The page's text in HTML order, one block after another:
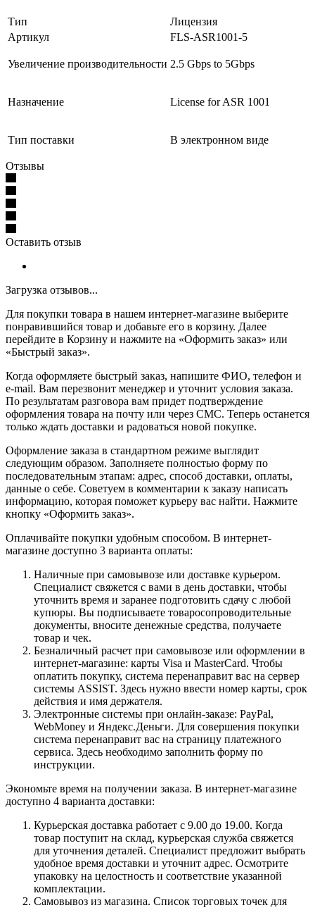
Тип
Лицензия
Артикул
FLS-ASR1001-5
Увеличение производительности 2.5 Gbps to 5Gbps
Назначение License for ASR 1001
Тип поставки В электронном виде
Отзывы
Оставить отзыв
Загрузка отзывов...
Для покупки товара в нашем интернет-магазине выберите
понравившийся товар и добавьте его в корзину. Далее
перейдите в Корзину и нажмите на «Оформить заказ» или
«Быстрый заказ».
Когда оформляете быстрый заказ, напишите ФИО, телефон и
e-mail. Вам перезвонит менеджер и уточнит условия заказа.
По результатам разговора вам придет подтверждение
оформления товара на почту или через СМС. Теперь останется
только ждать доставки и радоваться новой покупке.
Оформление заказа в стандартном режиме выглядит
следующим образом. Заполняете полностью форму по
последовательным этапам: адрес, способ доставки, оплаты,
данные о себе. Советуем в комментарии к заказу написать
информацию, которая поможет курьеру вас найти. Нажмите
кнопку «Оформить заказ».
Оплачивайте покупки удобным способом. В интернет-
магазине доступно 3 варианта оплаты:
Наличные при самовывозе или доставке курьером.
Специалист свяжется с вами в день доставки, чтобы
уточнить время и заранее подготовить сдачу с любой
купюры. Вы подписываете товаросопроводительные
документы, вносите денежные средства, получаете
товар и чек.
Безналичный расчет при самовывозе или оформлении в
интернет-магазине: карты Visa и MasterCard. Чтобы
оплатить покупку, система перенаправит вас на сервер
системы ASSIST. Здесь нужно ввести номер карты, срок
действия и имя держателя.
Электронные системы при онлайн-заказе: PayPal,
WebMoney и Яндекс.Деньги. Для совершения покупки
система перенаправит вас на страницу платежного
сервиса. Здесь необходимо заполнить форму по
инструкции.
Экономьте время на получении заказа. В интернет-магазине
доступно 4 варианта доставки:
Курьерская доставка работает с 9.00 до 19.00. Когда
товар поступит на склад, курьерская служба свяжется
для уточнения деталей. Специалист предложит выбрать
удобное время доставки и уточнит адрес. Осмотрите
упаковку на целостность и соответствие указанной
комплектации.
Самовывоз из магазина. Список торговых точек для